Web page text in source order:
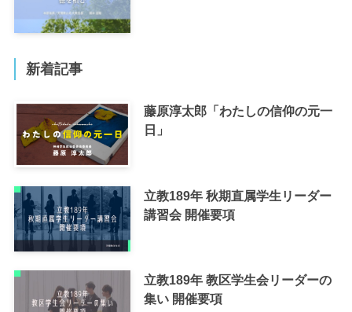
新着記事
藤原淳太郎「わたしの信仰の元一
日」
立教189年 秋期直属学生リーダー
講習会 開催要項
立教189年 教区学生会リーダーの
集い 開催要項